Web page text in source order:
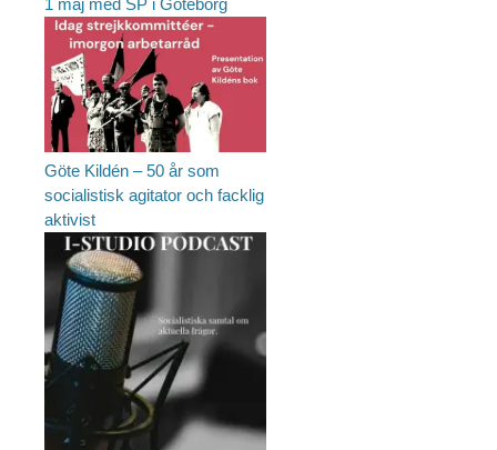
Göte Kildén – 50 år som
socialistisk agitator och facklig
aktivist